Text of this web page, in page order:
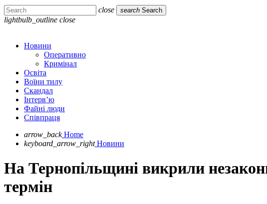
close search Search
lightbulb_outline close
Новини
Оперативно
Кримінал
Освіта
Воїни тилу
Скандал
Інтерв’ю
Файні люди
Співпраця
arrow_back Home
keyboard_arrow_right Новини
На Тернопільщині викрили
термін